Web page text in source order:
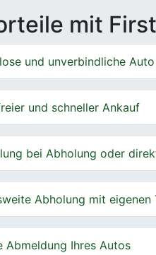
mit
und unverbindliche
und schneller Ankauf
bei Abholung oder
Abholung mit
Abmeldung Ihres Autos